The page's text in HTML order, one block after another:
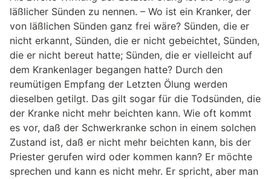
läßlicher Sünden zu nennen. – Wo ist ein Kranker, der
von läßlichen Sünden ganz frei wäre? Sünden, die er
nicht erkannt, Sünden, die er nicht gebeichtet, Sünden,
die er nicht bereut hatte; Sünden, die er vielleicht auf
dem Krankenlager begangen hatte? Durch den
reumütigen Empfang der Letzten Ölung werden
dieselben getilgt. Das gilt sogar für die Todsünden, die
der Kranke nicht mehr beichten kann. Wie oft kommt
es vor, daß der Schwerkranke schon in einem solchen
Zustand ist, daß er nicht mehr beichten kann, bis der
Priester gerufen wird oder kommen kann? Er möchte
sprechen und kann es nicht mehr. Er spricht, aber man